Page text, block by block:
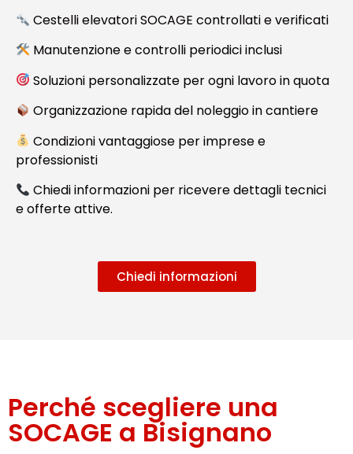
Cestelli elevatori SOCAGE controllati e verificati
Manutenzione e controlli periodici inclusi
Soluzioni personalizzate per ogni lavoro in quota
Organizzazione rapida del noleggio in cantiere
Condizioni vantaggiose per imprese e
professionisti
Chiedi informazioni per ricevere dettagli tecnici
e offerte attive.
Chiedi informazioni
Perché scegliere una
SOCAGE a Bisignano